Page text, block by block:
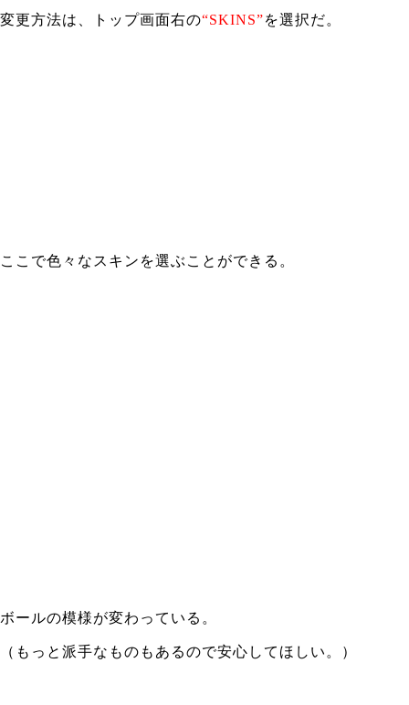
変更方法は、トップ画面右の“SKINS”を選択だ。
ここで色々なスキンを選ぶことができる。
ボールの模様が変わっている。
（もっと派手なものもあるので安心してほしい。）